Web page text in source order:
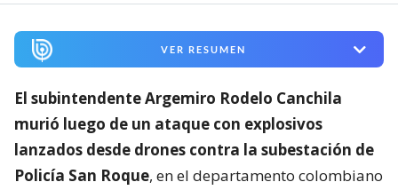
VER RESUMEN
El subintendente Argemiro Rodelo Canchila
murió luego de un ataque con explosivos
lanzados desde drones contra la subestación de
Policía San Roque, en el departamento colombiano